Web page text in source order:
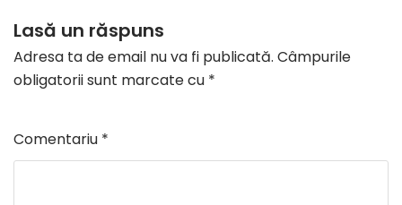
Lasă un răspuns
Adresa ta de email nu va fi publicată. Câmpurile
obligatorii sunt marcate cu *
Comentariu *